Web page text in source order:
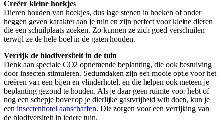
Creëer kleine hoekjes
Dieren houden van hoekjes, dus lage stenen in hoeken of onder
heggen geven karakter aan je tuin en zijn perfect voor kleine dieren
die een schuilplaats zoeken. Zo kunnen ze zich goed verschuilen
terwijl ze de hele boel in de gaten houden.
Verrijk de biodiversiteit in de tuin
Denk aan speciale CO2 opnemende beplanting, die ook bestuiving
door insecten stimuleren. Sedumdaken zijn een mooie optie voor het
creëren van een bijen en vlinderhotel, en die helpen ook meteen je
beplanting gezond te houden. Als je daar geen ruimte voor hebt of
nog een schepje bovenop je dierlijke gastvrijheid wilt doen, kun je
een insectenhotel aanschaffen. Die zorgen voor een verrijking van
de biodiversiteit in iedere tuin.